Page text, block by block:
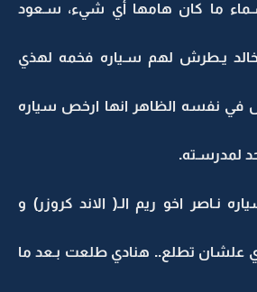
ما كان هامها أي شيء، سـعود
يـطرش لهم سـياره فخمه لهذي
نفسه الظاهر انها ارخص سياره
اخو ريم الـ( الاند كروزر) و
علشان تطلع.. هنادي طلعت بـعد ما